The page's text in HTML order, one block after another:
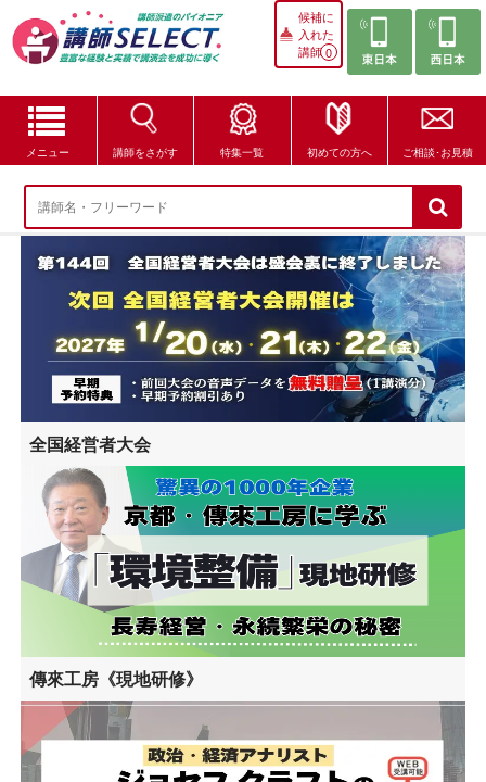
候補に
入れた
講師0
メニュー 講師をさがす 特集一覧 初めての方へ ご相談･お見積
講師をさがす
特集一覧
講師セレクトが選ばれる理由
ブログ・コラム
はじめての方へ
ご相談・お見積
全国経営者大会
傳來工房《現地研修》